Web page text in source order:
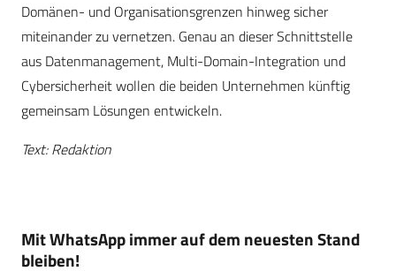
Domänen- und Organisationsgrenzen hinweg sicher
miteinander zu vernetzen. Genau an dieser Schnittstelle
aus Datenmanagement, Multi-Domain-Integration und
Cybersicherheit wollen die beiden Unternehmen künftig
gemeinsam Lösungen entwickeln.
Text: Redaktion
Mit WhatsApp immer auf dem neuesten Stand
bleiben!